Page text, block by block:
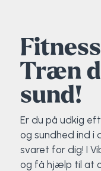
Træn
sund!
Er du på udkig
og sundhed ind i
svaret for dig! I
og få hjælp til at
Brochure
Priser
Fodbold
Friluftsliv
Futsal
Golf
Sportsmassør
Strik og Hækling
Udekøkken
Ølbrygning
Politi-teori
Ro på
Sportspsykologi
Træner- og
Sportsmassør
Træner- og
Skitur til Norge
Surf i Marokko
Peter Fuglsang
Thomas Skovgaard
Trine Rask-Nielsen
Troels Rasmussen